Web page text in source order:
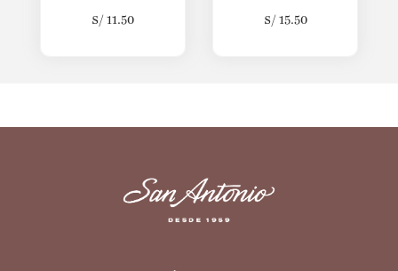
S/ 11.50 S/ 15.50